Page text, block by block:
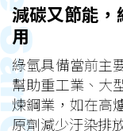
減碳又節能
用
綠氫具備當前主
幫助重工業、大
煉鋼業，如在高
原劑減少汙染排